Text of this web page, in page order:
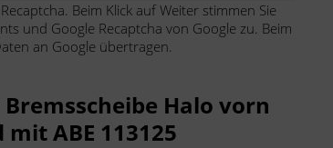
Beim Klick auf Weiter stimmen Sie
und Google Recaptcha von Google zu. Beim
an Google übertragen.
Halo vorn
ABE 113125